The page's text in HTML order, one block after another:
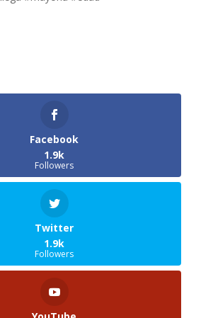
Facebook
1.9k
Followers
Twitter
1.9k
Followers